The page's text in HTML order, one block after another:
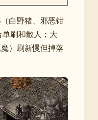
白野猪、邪恶钳
刷和散人；大
）刷新慢但掉落